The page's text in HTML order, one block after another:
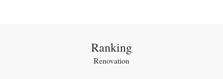
Ranking
Renovation